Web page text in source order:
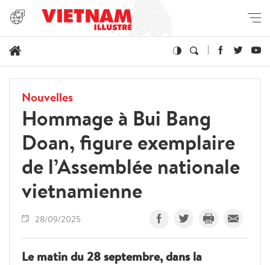
Nouvelles
Hommage à Bui Bang
Doan, figure exemplaire
de l’Assemblée nationale
vietnamienne
28/09/2025
Le matin du 28 septembre, dans la